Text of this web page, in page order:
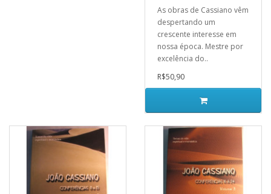
As obras de Cassiano vêm
despertando um
crescente interesse em
nossa época. Mestre por
excelência do..
R$50,90